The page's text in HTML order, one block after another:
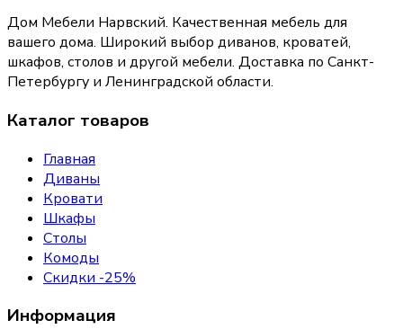
Дом Мебели Нарвский. Качественная мебель для
вашего дома. Широкий выбор диванов, кроватей,
шкафов, столов и другой мебели. Доставка по Санкт-
Петербургу и Ленинградской области.
Каталог товаров
Главная
Диваны
Кровати
Шкафы
Столы
Комоды
Скидки -25%
Информация